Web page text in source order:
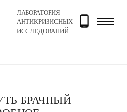
ЛАБОРАТОРИЯ
АНТИКРИЗИСНЫХ
ИССЛЕДОВАНИЙ
Блог Как расторгнуть
БРАЧНЫЙ